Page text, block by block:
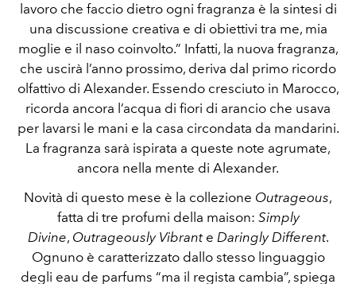
lavoro che faccio dietro ogni fragranza è la sintesi di
una discussione creativa e di obiettivi tra me, mia
moglie e il naso coinvolto.” Infatti, la nuova fragranza,
che uscirà l’anno prossimo, deriva dal primo ricordo
olfattivo di Alexander. Essendo cresciuto in Marocco,
ricorda ancora l’acqua di fiori di arancio che usava
per lavarsi le mani e la casa circondata da mandarini.
La fragranza sarà ispirata a queste note agrumate,
ancora nella mente di Alexander.
Novità di questo mese è la collezione Outrageous,
fatta di tre profumi della maison: Simply
Divine, Outrageously Vibrante Daringly Different.
Ognuno è caratterizzato dallo stesso linguaggio
degli eau de parfums “ma il regista cambia”, spiega